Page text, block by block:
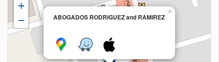
ABOGADOS RODRIGUEZ and RAMIREZ
×
+
−